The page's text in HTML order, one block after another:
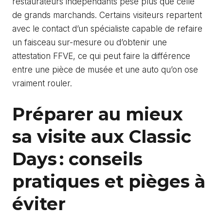
de grands marchands. Certains visiteurs repartent
avec le contact d’un spécialiste capable de refaire
un faisceau sur-mesure ou d’obtenir une
attestation FFVE, ce qui peut faire la différence
entre une pièce de musée et une auto qu’on ose
vraiment rouler.
Préparer au mieux
sa visite aux Classic
Days : conseils
pratiques et pièges à
éviter